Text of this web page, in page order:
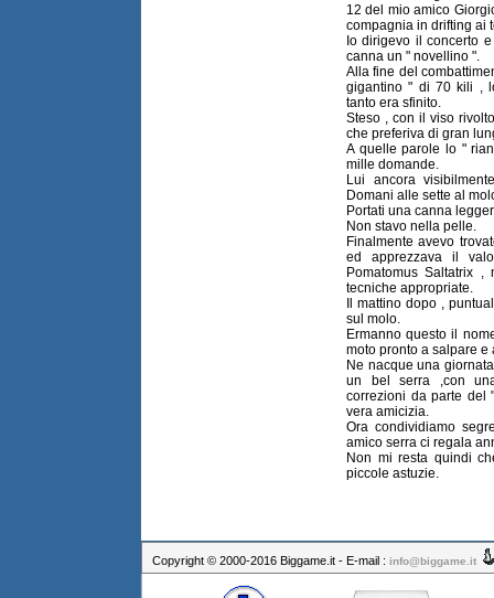
12 del mio amico
compagnia in drifting ai
Io dirigevo il concerto
canna un " novellino ".
Alla fine del
gigantino " di 70 kili ,
tanto era sfinito.
Steso , con il viso
che preferiva di gran
A quelle parole lo "
mille domande.
Lui ancora
Domani alle sette al
Portati una canna
Non stavo nella pelle.
Finalmente avevo
ed apprezzava il
Pomatomus Saltatrix
tecniche appropriate.
Il mattino dopo ,
sul molo.
Ermanno questo il
moto pronto a salpare
Ne nacque una
un bel serra ,con
correzioni da parte del
vera amicizia.
Ora condividiamo
amico serra ci regala
Non mi resta quindi
piccole astuzie.
Copyright © 2000-2016 Biggame.it - E-mail : info@biggame.it